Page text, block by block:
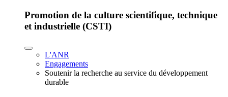
Promotion de la culture scientifique, technique
et industrielle (CSTI)
L'ANR
Engagements
Soutenir la recherche au service du développement
durable